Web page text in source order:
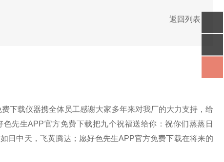
返回列表
载仪器携全体员工感谢大家多年来对我厂的大力支持，给
先生APP官方免费下载把九个祝福送给你：祝你们蒸蒸日
日中天，飞黄腾达；愿好色先生APP官方免费下载在将来的